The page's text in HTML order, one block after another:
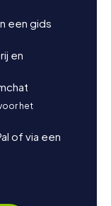
een gids
en
het
of via een